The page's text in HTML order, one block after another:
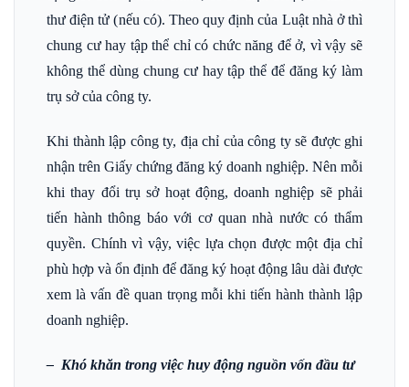
thư điện tử (nếu có). Theo quy định của Luật nhà ở thì
chung cư hay tập thể chỉ có chức năng để ở, vì vậy sẽ
không thể dùng chung cư hay tập thể để đăng ký làm
trụ sở của công ty.
Khi thành lập công ty, địa chỉ của công ty sẽ được ghi
nhận trên Giấy chứng đăng ký doanh nghiệp. Nên mỗi
khi thay đổi trụ sở hoạt động, doanh nghiệp sẽ phải
tiến hành thông báo với cơ quan nhà nước có thẩm
quyền. Chính vì vậy, việc lựa chọn được một địa chỉ
phù hợp và ổn định để đăng ký hoạt động lâu dài được
xem là vấn đề quan trọng mỗi khi tiến hành thành lập
doanh nghiệp.
– Khó khăn trong việc huy động nguồn vốn đầu tư